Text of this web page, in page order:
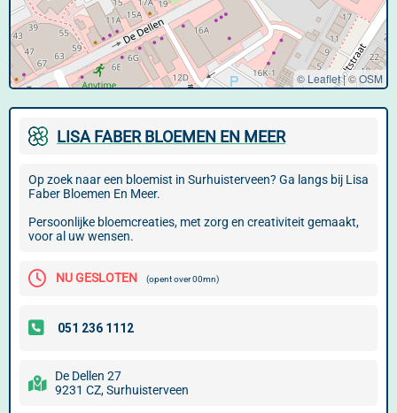
© Leaflet|©OSM
LISA FABER BLOEMEN EN MEER
Op zoek naar een bloemist in Surhuisterveen? Ga langs bij Lisa
Faber Bloemen En Meer.
Persoonlijke bloemcreaties, met zorg en creativiteit gemaakt,
voor al uw wensen.
NU GESLOTEN (opent over 00mn)
De Dellen 27
9231 CZ, Surhuisterveen